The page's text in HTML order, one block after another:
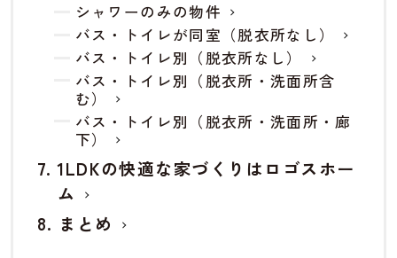
シャワーのみの物件
バス・トイレが同室（脱衣所なし）
バス・トイレ別（脱衣所なし）
バス・トイレ別（脱衣所・洗面所含
む）
バス・トイレ別（脱衣所・洗面所・廊
下）
1LDKの快適な家づくりはロゴスホー
ム
まとめ